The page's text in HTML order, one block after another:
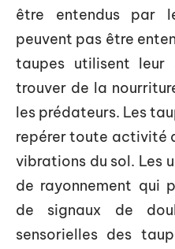
être entendus par
peuvent pas être
taupes utilisent leur
trouver de la
les prédateurs. Les
repérer toute activité
vibrations du sol. Les
de rayonnement qui
de signaux de
sensorielles des